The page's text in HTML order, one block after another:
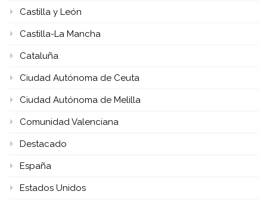
Castilla y León
Castilla-La Mancha
Cataluña
Ciudad Autónoma de Ceuta
Ciudad Autónoma de Melilla
Comunidad Valenciana
Destacado
España
Estados Unidos